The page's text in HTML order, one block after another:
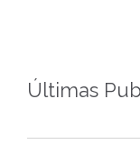
Últimas